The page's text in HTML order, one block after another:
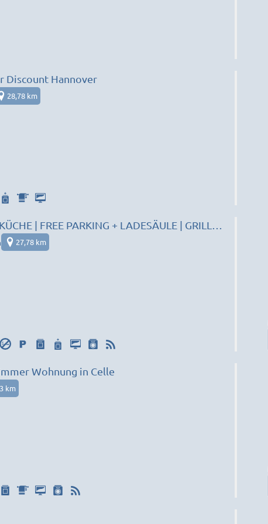
Discount Hannover
28,78 km
| FREE PARKING + LADESÄULE | GRILL |
FITNESS | NEU !
27,78 km
Wohnung in Celle
km